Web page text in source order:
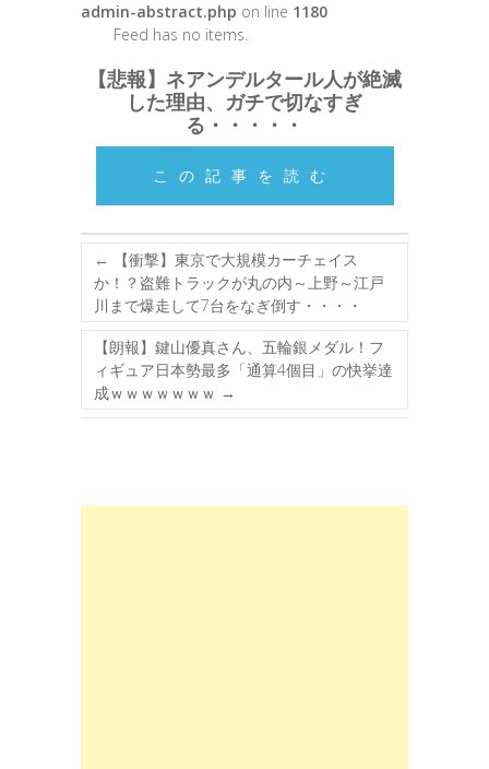
admin-abstract.php on line 1180
Feed has no items.
【悲報】ネアンデルタール人が絶滅
した理由、ガチで切なすぎ
る・・・・・
この記事を読む
←
【衝撃】東京で大規模カーチェイス
か！？盗難トラックが丸の内～上野～江戸
川まで爆走して7台をなぎ倒す・・・・
【朗報】鍵山優真さん、五輪銀メダル！フ
ィギュア日本勢最多「通算4個目」の快挙達
成ｗｗｗｗｗｗｗ →